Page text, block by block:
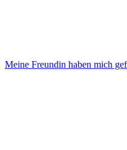
Meine Freundin haben mich